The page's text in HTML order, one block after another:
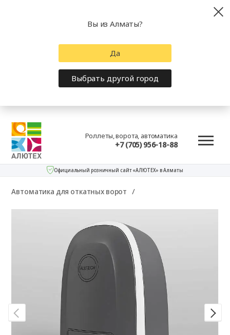
Роллеты, ворота, автоматика
+7 (705) 956-18-88
Официальный розничный сайт «АЛЮТЕХ» в Алматы
Автоматика для откатных ворот
Вы из Алматы?
Да
Выбрать другой город